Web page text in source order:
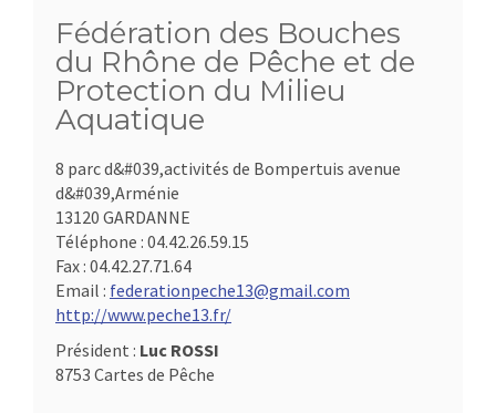
Fédération des Bouches
du Rhône de Pêche et de
Protection du Milieu
Aquatique
8 parc d&#039,activités de Bompertuis avenue
d&#039,Arménie
13120 GARDANNE
Téléphone : 04.42.26.59.15
Fax : 04.42.27.71.64
Email : federationpeche13@gmail.com
http://www.peche13.fr/
Président : Luc ROSSI
8753 Cartes de Pêche